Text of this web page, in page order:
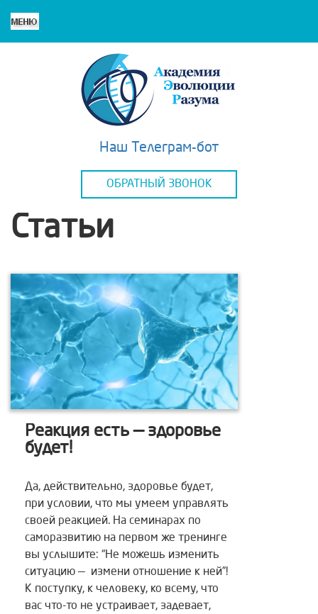
Наш Телеграм-бот
ОБРАТНЫЙ ЗВОНОК
Статьи
Реакция есть — здоровье
будет!
Да, действительно, здоровье будет,
при условии, что мы умеем управлять
своей реакцией. На семинарах по
саморазвитию на первом же тренинге
вы услышите: “Не можешь изменить
ситуацию — измени отношение к ней”!
К поступку, к человеку, ко всему, что
вас что-то не устраивает, задевает,